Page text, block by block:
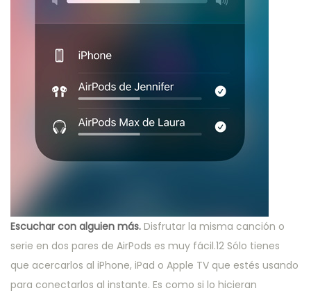
Escuchar con alguien más. Disfrutar la misma canción o
serie en dos pares de AirPods es muy fácil.12 Sólo tienes
que acercarlos al iPhone, iPad o Apple TV que estés usando
para conectarlos al instante. Es como si lo hicieran